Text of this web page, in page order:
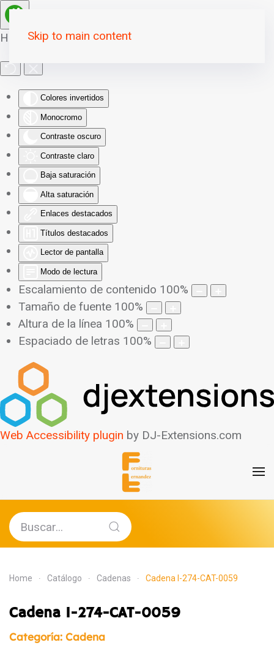
Herramientas de Accesibilidad
Colores invertidos
Monocromo
Contraste oscuro
Contraste claro
Baja saturación
Alta saturación
Enlaces destacados
Títulos destacados
Lector de pantalla
Modo de lectura
Escalamiento de contenido 100%
Tamaño de fuente 100%
Altura de la línea 100%
Espaciado de letras 100%
Web Accessibility plugin by DJ-Extensions.com
Skip to main content
Home Catálogo Cadenas Cadena I-274-CAT-0059
Cadena I-274-CAT-0059
Categoría: Cadena